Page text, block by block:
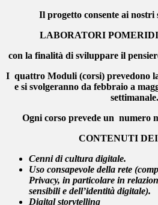
Il progetto consente ai nostri
LABORATORI
con la finalità di sviluppare il
I quattro Moduli (corsi) prevedono
e si svolgeranno da febbraio a
settimanale.
Ogni corso prevede un numero
CONTENUTI
Cenni di cultura digitale.
Uso consapevole della rete
Privacy, in particolare in
sensibili e dell’identità digitale).
Digital storytelling